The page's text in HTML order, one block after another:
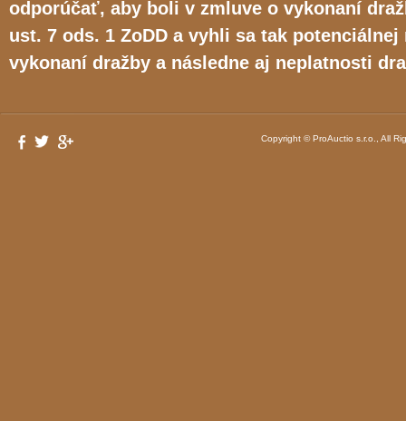
odporúčať, aby boli v zmluve o vykonaní
ust. 7 ods. 1 ZoDD a vyhli sa tak
vykonaní dražby a následne aj neplatnosti
Copyright © ProAuctio s.r.o., All